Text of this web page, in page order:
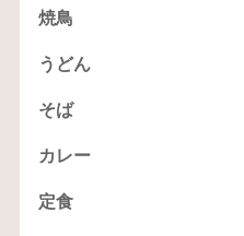
焼鳥
うどん
そば
カレー
定食